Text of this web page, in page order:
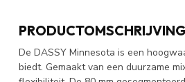
PRODUCTOMSCHRIJVING
De DASSY Minnesota is een
biedt. Gemaakt van een duurzame